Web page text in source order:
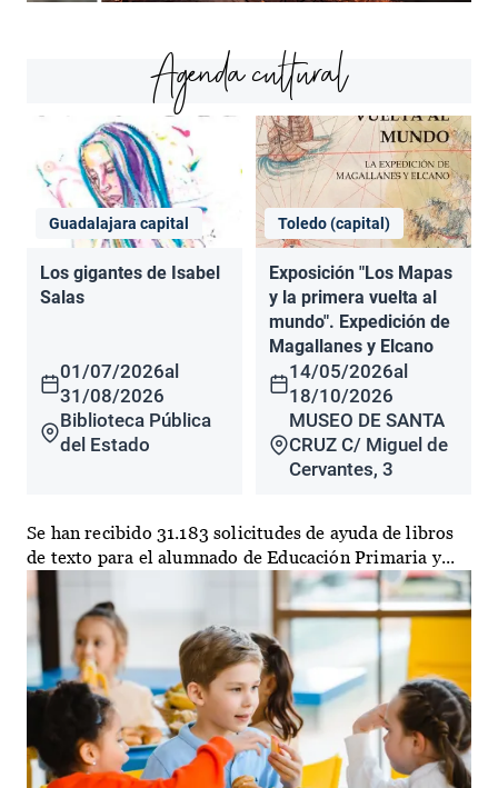
Agenda cultural
Guadalajara capital
Los gigantes de Isabel
Salas
01/07/2026al
31/08/2026
Biblioteca Pública
del Estado
Toledo (capital)
Exposición "Los Mapas
y la primera vuelta al
mundo". Expedición de
Magallanes y Elcano
14/05/2026al
18/10/2026
MUSEO DE SANTA
CRUZ C/ Miguel de
Cervantes, 3
Se han recibido 31.183 solicitudes de ayuda de libros
de texto para el alumnado de Educación Primaria y...